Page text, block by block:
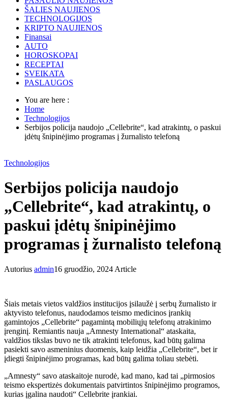
ŠALIES NAUJIENOS
TECHNOLOGIJOS
KRIPTO NAUJIENOS
Finansai
AUTO
HOROSKOPAI
RECEPTAI
SVEIKATA
PASLAUGOS
You are here :
Home
Technologijos
Serbijos policija naudojo „Cellebrite“, kad atrakintų, o paskui
įdėtų šnipinėjimo programas į žurnalisto telefoną
Technologijos
Serbijos policija naudojo
„Cellebrite“, kad atrakintų, o
paskui įdėtų šnipinėjimo
programas į žurnalisto telefoną
Autorius admin16 gruodžio, 2024 Article
Šiais metais vietos valdžios institucijos įsilaužė į serbų žurnalisto ir
aktyvisto telefonus, naudodamos teismo medicinos įrankių
gamintojos „Cellebrite“ pagamintą mobiliųjų telefonų atrakinimo
įrenginį. Remiantis nauja „Amnesty International“ ataskaita,
valdžios tikslas buvo ne tik atrakinti telefonus, kad būtų galima
pasiekti savo asmeninius duomenis, kaip leidžia „Cellebrite“, bet ir
įdiegti šnipinėjimo programas, kad būtų galima toliau stebėti.
„Amnesty“ savo ataskaitoje nurodė, kad mano, kad tai „pirmosios
teismo ekspertizės dokumentais patvirtintos šnipinėjimo programos,
kurias įgalina naudoti“ Cellebrite įrankiai.